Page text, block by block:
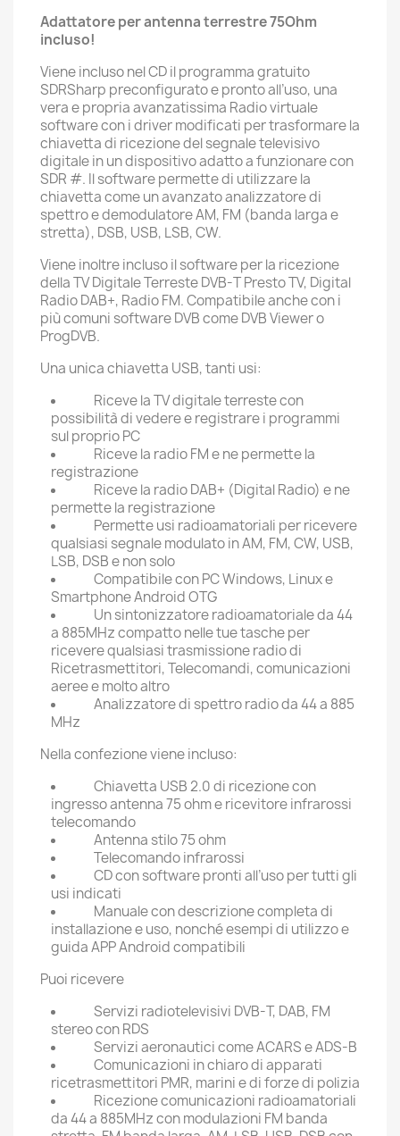
Adattatore per antenna terrestre 75Ohm
incluso!
Viene incluso nel CD il programma gratuito
SDRSharp preconfigurato e pronto all’uso, una
vera e propria avanzatissima Radio virtuale
software con i driver modificati per trasformare la
chiavetta di ricezione del segnale televisivo
digitale in un dispositivo adatto a funzionare con
SDR #. Il software permette di utilizzare la
chiavetta come un avanzato analizzatore di
spettro e demodulatore AM, FM (banda larga e
stretta), DSB, USB, LSB, CW.
Viene inoltre incluso il software per la ricezione
della TV Digitale Terreste DVB-T Presto TV, Digital
Radio DAB+, Radio FM. Compatibile anche con i
più comuni software DVB come DVB Viewer o
ProgDVB.
Una unica chiavetta USB, tanti usi:
Riceve la TV digitale terreste con
possibilità di vedere e registrare i programmi
sul proprio PC
Riceve la radio FM e ne permette la
registrazione
Riceve la radio DAB+ (Digital Radio) e ne
permette la registrazione
Permette usi radioamatoriali per ricevere
qualsiasi segnale modulato in AM, FM, CW, USB,
LSB, DSB e non solo
Compatibile con PC Windows, Linux e
Smartphone Android OTG
Un sintonizzatore radioamatoriale da 44
a 885MHz compatto nelle tue tasche per
ricevere qualsiasi trasmissione radio di
Ricetrasmettitori, Telecomandi, comunicazioni
aeree e molto altro
Analizzatore di spettro radio da 44 a 885
MHz
Nella confezione viene incluso:
Chiavetta USB 2.0 di ricezione con
ingresso antenna 75 ohm e ricevitore infrarossi
telecomando
Antenna stilo 75 ohm
Telecomando infrarossi
CD con software pronti all’uso per tutti gli
usi indicati
Manuale con descrizione completa di
installazione e uso, nonché esempi di utilizzo e
guida APP Android compatibili
Puoi ricevere
Servizi radiotelevisivi DVB-T, DAB, FM
stereo con RDS
Servizi aeronautici come ACARS e ADS-B
Comunicazioni in chiaro di apparati
ricetrasmettitori PMR, marini e di forze di polizia
Ricezione comunicazioni radioamatoriali
da 44 a 885MHz con modulazioni FM banda